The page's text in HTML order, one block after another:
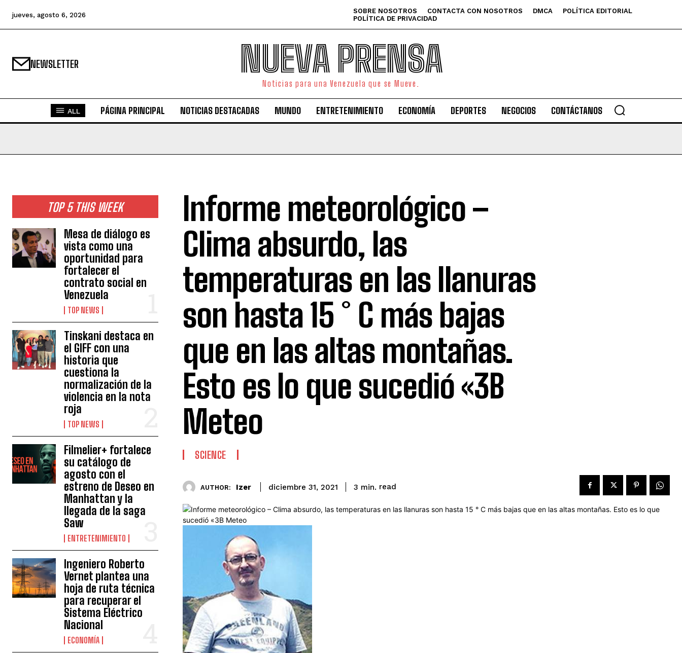
jueves, agosto 6, 2026 SOBRE NOSOTROS CONTACTA CON NOSOTROS DMCA
POLÍTICA EDITORIAL
POLÍTICA DE PRIVACIDAD
NEWSLETTER NUEVA PRENSA
Noticias para una Venezuela que se Mueve.
ALL PÁGINA PRINCIPAL NOTICIAS DESTACADAS MUNDO ENTRETENIMIENTO ECONOMÍA DEPORTES NEGOCIOS CONTÁCTANOS
TOP 5 THIS WEEK
Mesa de diálogo es
vista como una
oportunidad para
fortalecer el
contrato social en
Venezuela
TOP NEWS
Tinskani destaca en
el GIFF con una
historia que
cuestiona la
normalización de la
violencia en la nota
roja
TOP NEWS
Filmelier+ fortalece
su catálogo de
agosto con el
estreno de Deseo en
Manhattan y la
llegada de la saga
Saw
ENTRETENIMIENTO
Ingeniero Roberto
Vernet plantea una
hoja de ruta técnica
para recuperar el
Sistema Eléctrico
Nacional
ECONOMÍA
Informe meteorológico –
Clima absurdo, las
temperaturas en las llanuras
son hasta 15 ° C más bajas
que en las altas montañas.
Esto es lo que sucedió «3B
Meteo
SCIENCE
AUTHOR: Izer diciembre 31, 2021 3 min. read